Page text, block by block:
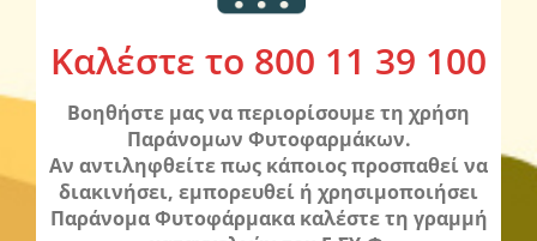
Καλέστε το 800 11 39 100
Βοηθήστε μας να περιορίσουμε τη χρήση
Παράνομων Φυτοφαρμάκων.
Aν αντιληφθείτε πως κάποιος προσπαθεί να
διακινήσει, εμπορευθεί ή χρησιμοποιήσει
Παράνομα Φυτοφάρμακα καλέστε τη γραμμή